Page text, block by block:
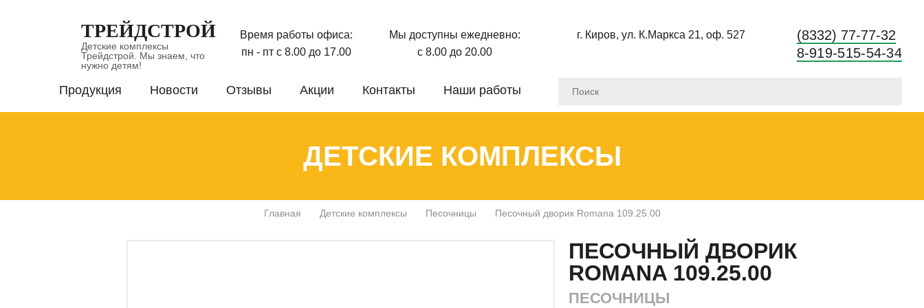
ТРЕЙДСТРОЙ
Детские комплексы
Трейдстрой. Мы знаем, что
нужно детям!
(8332) 77-77-32
8-919-515-54-34
г. Киров, ул. К.Маркса 21, оф. 527
Время работы офиса:
пн - пт с 8.00 до 17.00
Мы доступны ежедневно:
с 8.00 до 20.00
Продукция Новости Отзывы Акции Контакты Наши работы
ДЕТСКИЕ КОМПЛЕКСЫ
Главная Детские комплексы Песочницы Песочный дворик Romana 109.25.00
ПЕСОЧНЫЙ ДВОРИК
ROMANA 109.25.00
ПЕСОЧНИЦЫ